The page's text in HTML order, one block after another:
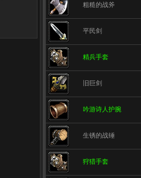
粗糙的战斧
平民剑
精兵手套
旧巨剑
吟游诗人护腕
生锈的战锤
狩猎手套